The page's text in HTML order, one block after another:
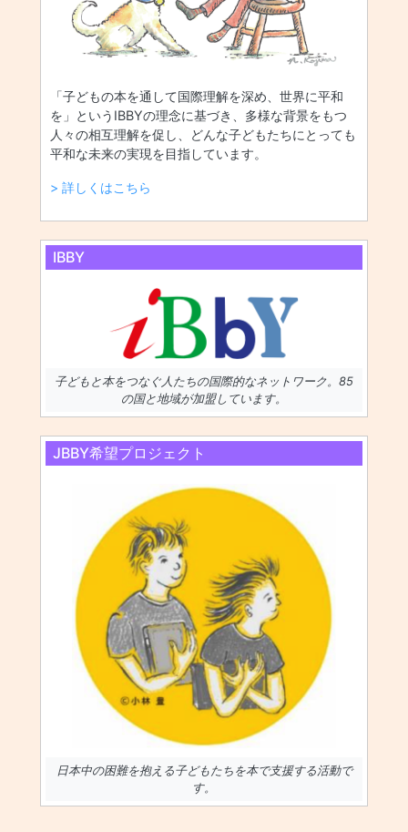
「子どもの本を通して国際理解を深め、世界に平和
を」というIBBYの理念に基づき、多様な背景をもつ
人々の相互理解を促し、どんな子どもたちにとっても
平和な未来の実現を目指しています。
> 詳しくはこちら
IBBY
子どもと本をつなぐ人たちの国際的なネットワーク。85
の国と地域が加盟しています。
JBBY希望プロジェクト
日本中の困難を抱える子どもたちを本で支援する活動で
す。